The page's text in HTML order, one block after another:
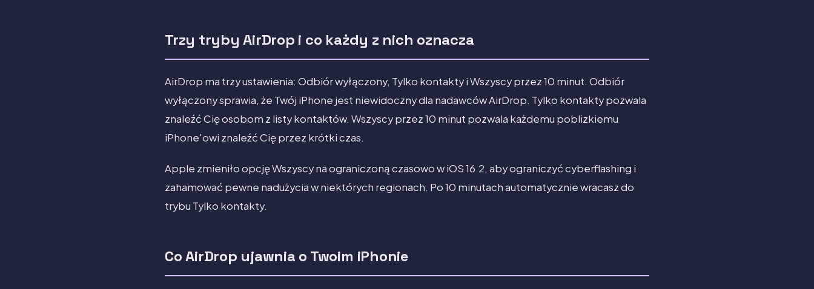
Trzy tryby AirDrop i co każdy z nich oznacza
AirDrop ma trzy ustawienia: Odbiór wyłączony, Tylko kontakty i Wszyscy przez 10 minut. Odbiór
wyłączony sprawia, że Twój iPhone jest niewidoczny dla nadawców AirDrop. Tylko kontakty pozwala
znaleźć Cię osobom z listy kontaktów. Wszyscy przez 10 minut pozwala każdemu poblizkiemu
iPhone'owi znaleźć Cię przez krótki czas.
Apple zmieniło opcję Wszyscy na ograniczoną czasowo w iOS 16.2, aby ograniczyć cyberflashing i
zahamować pewne nadużycia w niektórych regionach. Po 10 minutach automatycznie wracasz do
trybu Tylko kontakty.
Co AirDrop ujawnia o Twoim iPhonie